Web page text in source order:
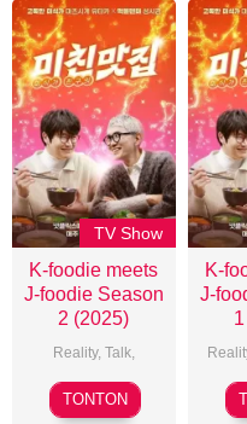
TV Show
K-foodie meets
J-foodie Season
2 (2025)
Reality, Talk,
TONTON
K-
J-